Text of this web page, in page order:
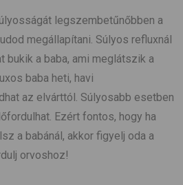
legszembetűnőbben a
megállapítani. Súlyos refluxnál
bukik a baba, ami meglátszik a
baba heti, havi
az elvárttól. Súlyosabb esetben
Ezért fontos, hogy ha
a babánál, akkor figyelj oda a
orvoshoz!